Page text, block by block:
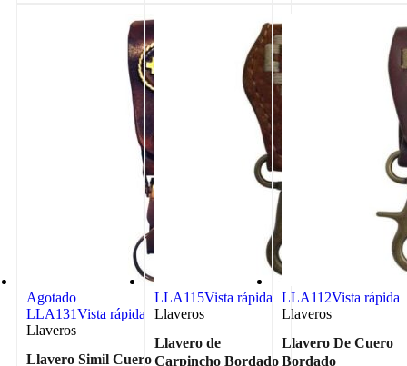
Agotado
LLA131Vista rápida
Llaveros
Llavero Simil Cuero
LLA115Vista rápida
Llaveros
Llavero de
Carpincho Bordado
LLA112Vista rápida
Llaveros
Llavero De Cuero
Bordado